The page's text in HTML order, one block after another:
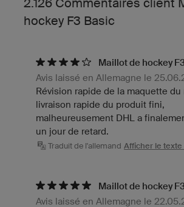
2.126 Commentaires client
hockey F3 Basic
Maillot de hockey
Avis laissé en Allemagne le
Révision rapide de la maquette
livraison rapide du produit fini,
malheureusement DHL a
un jour de retard.
Traduit de l'allemand Afficher le texte
Maillot de hockey
Avis laissé en Allemagne le